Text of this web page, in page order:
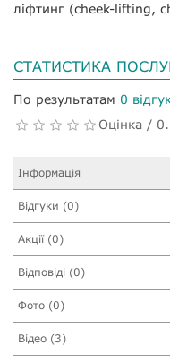
ліфтинг (cheek-lifting,
СТАТИСТИКА
По результатам 0
Оцінка /
Інформація
Відгуки (0)
Акції (0)
Відповіді (0)
Фото (0)
Відео (3)